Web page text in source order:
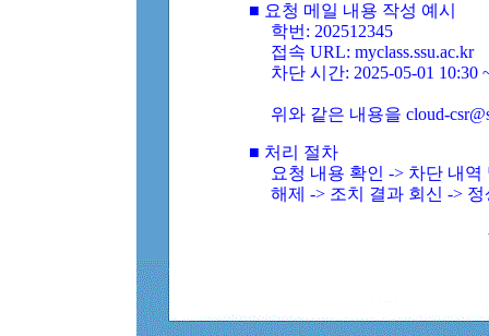
■ 요청 메일 내용 작성 예시
학번: 202512345
접속 URL: myclass.ssu.ac.kr
차단 시간: 2025-05-01 10:30
위와 같은 내용을 cloud-
■ 처리 절차
요청 내용 확인 -> 차단 내
해제 -> 조치 결과 회신 ->